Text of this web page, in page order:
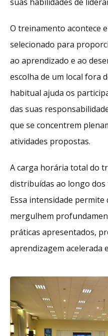
O treinamento acontece
selecionado para
ao aprendizado e ao
escolha de um local fora
habitual ajuda os
das suas
que se concentrem
atividades propostas.
A carga horária total do
distribuídas ao longo
Essa intensidade
mergulhem
práticas apresentados,
aprendizagem acelerada